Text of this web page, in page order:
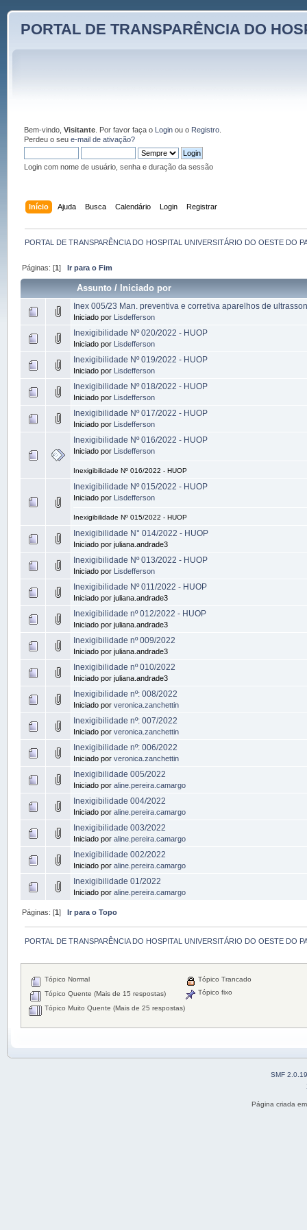
PORTAL DE TRANSPARÊNCIA DO
Bem-vindo, Visitante. Por favor faça o Loginou o Registro.
Perdeu o seu e-mail de ativação?
Login com nome de usuário, senha e duração da sessão
Início Ajuda Busca Calendário Login Registrar
PORTAL DE TRANSPARÊNCIA DO HOSPITAL UNIVERSITÁRIO DO OESTE DO
Páginas: [1]Ir para o Fim
Assunto/ Iniciado por
Inex 005/23 Man. preventiva e corretiva aparelhos de
Iniciado por Lisdefferson
Inexigibilidade Nº 020/2022 - HUOP
Iniciado por Lisdefferson
Inexigibilidade Nº 019/2022 - HUOP
Iniciado por Lisdefferson
Inexigibilidade Nº 018/2022 - HUOP
Iniciado por Lisdefferson
Inexigibilidade Nº 017/2022 - HUOP
Iniciado por Lisdefferson
Inexigibilidade Nº 016/2022 - HUOP
Iniciado por Lisdefferson
Inexigibilidade Nº 016/2022 - HUOP
Inexigibilidade Nº 015/2022 - HUOP
Iniciado por Lisdefferson
Inexigibilidade Nº 015/2022 - HUOP
Inexigibilidade N° 014/2022 - HUOP
Iniciado por juliana.andrade3
Inexigibilidade Nº 013/2022 - HUOP
Iniciado por Lisdefferson
Inexigibilidade Nº 011/2022 - HUOP
Iniciado por juliana.andrade3
Inexigibilidade nº 012/2022 - HUOP
Iniciado por juliana.andrade3
Inexigibilidade nº 009/2022
Iniciado por juliana.andrade3
Inexigibilidade nº 010/2022
Iniciado por juliana.andrade3
Inexigibilidade nº: 008/2022
Iniciado por veronica.zanchettin
Inexigibilidade nº: 007/2022
Iniciado por veronica.zanchettin
Inexigibilidade nº: 006/2022
Iniciado por veronica.zanchettin
Inexigibilidade 005/2022
Iniciado por aline.pereira.camargo
Inexigibilidade 004/2022
Iniciado por aline.pereira.camargo
Inexigibilidade 003/2022
Iniciado por aline.pereira.camargo
Inexigibilidade 002/2022
Iniciado por aline.pereira.camargo
Inexigibilidade 01/2022
Iniciado por aline.pereira.camargo
Páginas: [1]Ir para o Topo
PORTAL DE TRANSPARÊNCIA DO HOSPITAL UNIVERSITÁRIO DO OESTE DO
Tópico Normal
Tópico Quente (Mais de 15 respostas)
Tópico Muito Quente (Mais de 25 respostas)
Tópico Trancado
Tópico fixo
SMF 2.0.19
Página criada